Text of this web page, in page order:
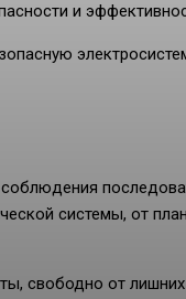
и
системы, от
свободно от